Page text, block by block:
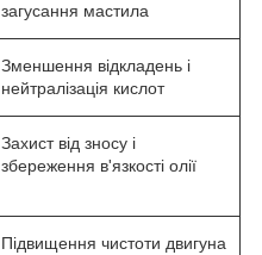
загусання мастила
Зменшення відкладень і
нейтралізація кислот
Захист від зносу і
збереження в'язкості олії
Підвищення чистоти двигуна